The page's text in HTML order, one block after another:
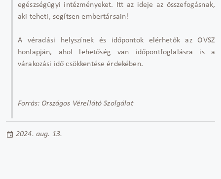
egészségügyi intézményeket. Itt az ideje az összefogásnak,
aki teheti, segítsen embertársain!
A véradási helyszínek és időpontok elérhetők az OVSZ
honlapján, ahol lehetőség van időpontfoglalásra is a
várakozási idő csökkentése érdekében.
Forrás: Országos Vérellátó Szolgálat
2024. aug. 13.